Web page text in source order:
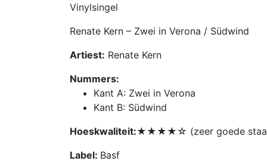
Vinylsingel
Renate Kern – Zwei in Verona / Südwind
Artiest: Renate Kern
Nummers:
Kant A: Zwei in Verona
Kant B: Südwind
Hoeskwaliteit:★★★★☆ (zeer goede
Label: Basf